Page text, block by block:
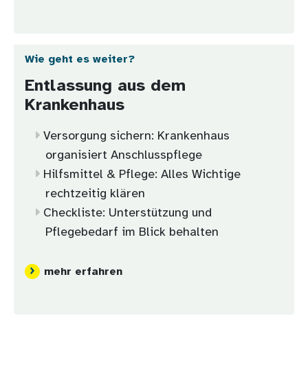
Wie geht es weiter?
Entlassung aus dem
Krankenhaus
Versorgung sichern: Krankenhaus
organisiert Anschlusspflege
Hilfsmittel & Pflege: Alles Wichtige
rechtzeitig klären
Checkliste: Unterstützung und
Pflegebedarf im Blick behalten
mehr erfahren